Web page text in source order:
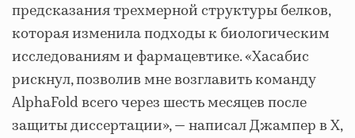
предсказания трехмерной структуры белков,
которая изменила подходы к биологическим
исследованиям и фармацевтике. «Хасабис
рискнул, позволив мне возглавить команду
AlphaFold всего через шесть месяцев после
защиты диссертации», — написал Джампер в X,